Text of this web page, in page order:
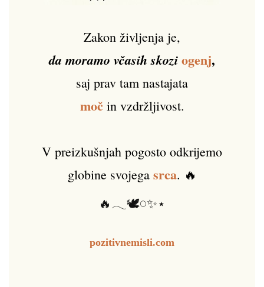
Zakon življenja je,
da moramo včasih skoziogenj,
saj prav tam nastajata
močin vzdržljivost.
V preizkušnjah pogosto odkrijemo
globine svojega srca. 🔥
🔥𓂃🕊️𓏸✨⋆
pozitivnemisli.com